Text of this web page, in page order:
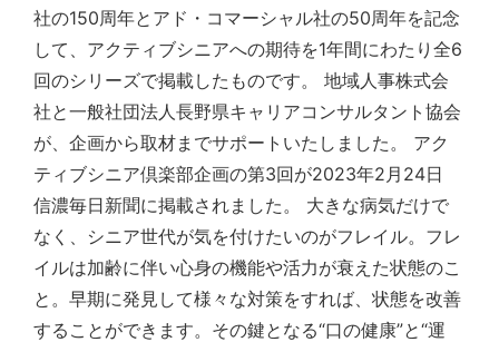
社の150周年とアド・コマーシャル社の50周年を記念
して、アクティブシニアへの期待を1年間にわたり全6
回のシリーズで掲載したものです。 地域人事株式会
社と一般社団法人長野県キャリアコンサルタント協会
が、企画から取材までサポートいたしました。 アク
ティブシニア倶楽部企画の第3回が2023年2月24日
信濃毎日新聞に掲載されました。 大きな病気だけで
なく、シニア世代が気を付けたいのがフレイル。フレ
イルは加齢に伴い心身の機能や活力が衰えた状態のこ
と。早期に発見して様々な対策をすれば、状態を改善
することができます。その鍵となる“口の健康”と“運